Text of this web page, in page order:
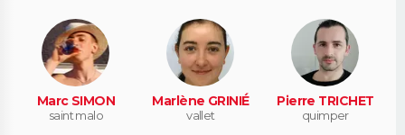
Marc SIMON
saint malo
Marlène GRINIÉ
vallet
Pierre TRICHET
quimper